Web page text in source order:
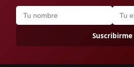
Suscribirme